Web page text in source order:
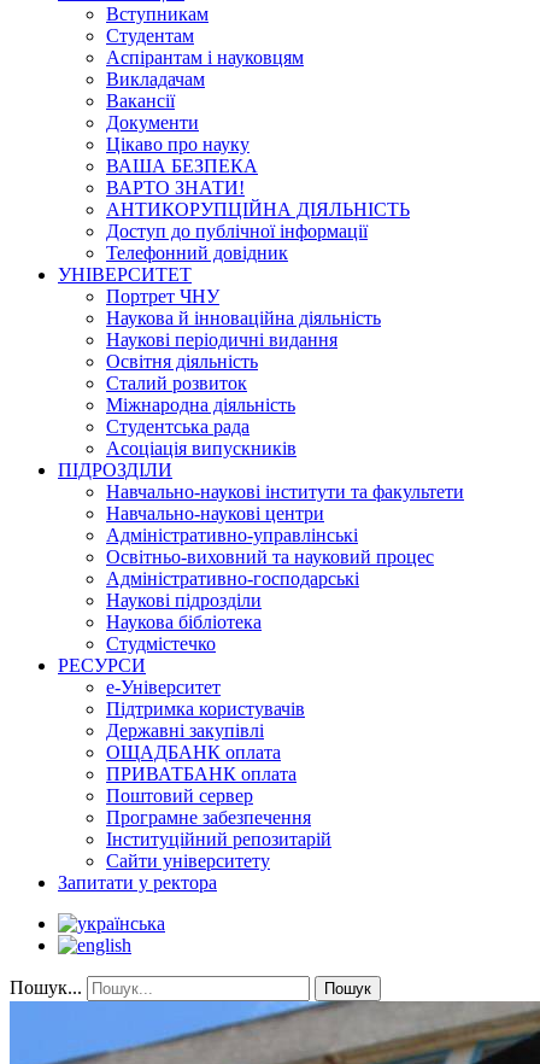
Вступникам
Студентам
Аспірантам і науковцям
Викладачам
Вакансії
Документи
Цікаво про науку
ВАША БЕЗПЕКА
ВАРТО ЗНАТИ!
АНТИКОРУПЦІЙНА ДІЯЛЬНІСТЬ
Доступ до публічної інформації
Телефонний довідник
УНІВЕРСИТЕТ
Портрет ЧНУ
Наукова й інноваційна діяльність
Наукові періодичні видання
Освітня діяльність
Сталий розвиток
Міжнародна діяльність
Студентська рада
Асоціація випускників
ПІДРОЗДІЛИ
Навчально-наукові інститути та факультети
Навчально-наукові центри
Адміністративно-управлінські
Освітньо-виховний та науковий процес
Адміністративно-господарські
Наукові підрозділи
Наукова бібліотека
Студмістечко
РЕСУРСИ
е-Університет
Підтримка користувачів
Державні закупівлі
ОЩАДБАНК оплата
ПРИВАТБАНК оплата
Поштовий сервер
Програмне забезпечення
Інституційний репозитарій
Сайти університету
Запитати у ректора
Пошук... Пошук